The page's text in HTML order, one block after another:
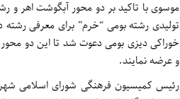
موسوی با تاکید بر دو محور آبگوشت اهر و
تولیدی رشته بومی “خرم” برای معرفی رشته
خوراکی دیزی بومی دعوت شد تا این دو محور
و عرضه نمایند.
رئیس کمیسیون فرهنگی شورای اسلامی شهر